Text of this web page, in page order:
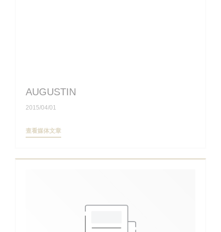
AUGUSTIN
2015/04/01
查看媒体文章((在新窗口中打开))